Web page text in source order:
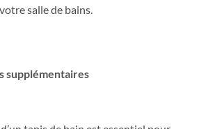
salle de bains.
supplémentaires